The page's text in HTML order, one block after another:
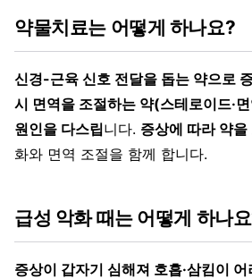
약물치료는 어떻게 하나요?
신경-근육 신호 전달을 돕는 약으로
시 면역을 조절하는 약(스테로이드·
원인을 다스립니다. 증상에 따라 약을
화와 면역 조절을 함께 합니다.
급성 악화 때는 어떻게 하나
증상이 갑자기 심해져 호흡·삼킴이